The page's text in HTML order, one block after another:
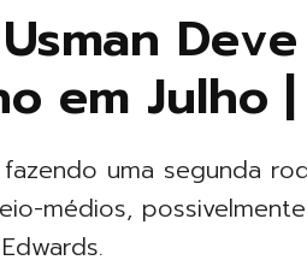
em Julho
uma segunda
médios,